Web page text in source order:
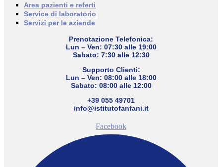
Area pazienti e referti
Service di laboratorio
Servizi per le aziende
Prenotazione Telefonica:
Lun – Ven: 07:30 alle 19:00
Sabato: 7:30 alle 12:30
Supporto Clienti:
Lun – Ven: 08:00 alle 18:00
Sabato: 08:00 alle 12:00
+39 055 49701
info@istitutofanfani.it
Facebook